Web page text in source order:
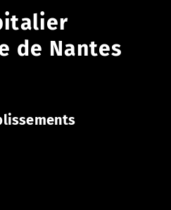
de Nantes